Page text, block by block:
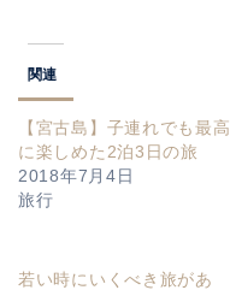
関連
【宮古島】子連れでも最高
に楽しめた2泊3日の旅
2018年7月4日
旅行
若い時にいくべき旅があ